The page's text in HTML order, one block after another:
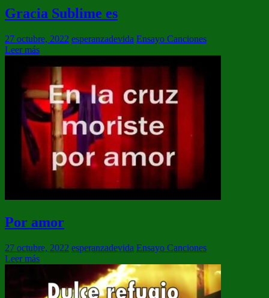
Gracia Sublime es
27 octubre, 2022 esperanzadevida Ensayo Canciones
Leer más
Por amor
27 octubre, 2022 esperanzadevida Ensayo Canciones
Leer más